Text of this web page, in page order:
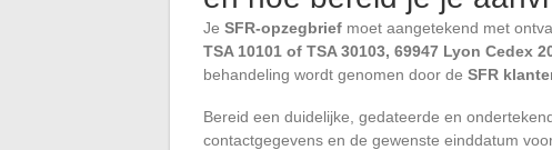
Je SFR-opzegbrief moet aangetekend met
TSA 10101 of TSA 30103, 69947 Lyon Cedex
behandeling wordt genomen door de SFR
Bereid een duidelijke, gedateerde en
contactgegevens en de gewenste einddatum